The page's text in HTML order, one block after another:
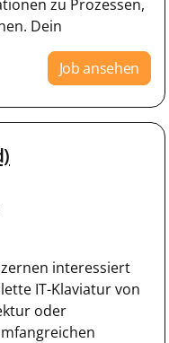
zu Prozessen,
Dein
Job ansehen
interessiert
IT-Klaviatur von
oder